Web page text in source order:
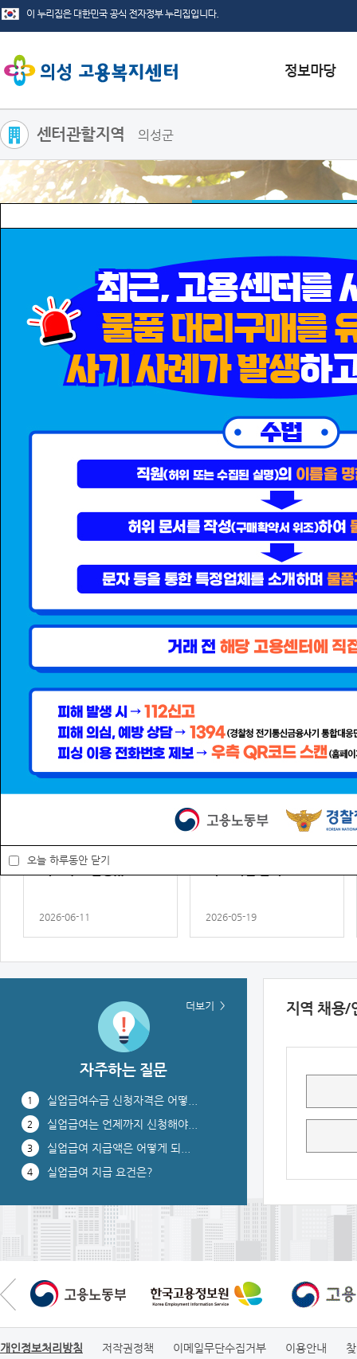
오늘 하루동안 닫기
채용정보
인재정보
센터관할지역 의성군
국민취업지원제도
저소득 취업취약계층 대상
취업지원 서비스 및 생계지
원 서비스를 제공합니다.
자세히보기
취업지원
공지사항 전체
2026년 경북 드림 JOB
페스타 in 안동...
2026-06-11
안내
2026년 고용유지지원
2026-05-19
2026년 고령자 고용안
정지원금 지원제도 안내
2026년 청년일자리 도
약장려금 지원제도 안내
[공고] 2026년 고용창
출장려금 및 고용안...
2026-01-02
안내 공
자주하는 질문
1 실업급여수급 신청자격은 어떻...
2 실업급여는 언제까지 신청해야...
3 실업급여 지급액은 어떻게 되...
4 실업급여 지급 요건은?
더보기 지역 채용/
개인정보처리방침 저작권정책 이메일무단수집거부 이용안내